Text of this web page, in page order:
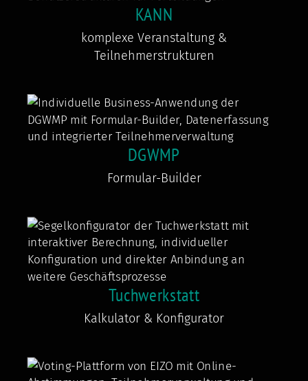
KANN
komplexe Veranstaltung &
Teilnehmerstrukturen
DGWMP
Formular-Builder
Tuchwerkstatt
Kalkulator & Konfigurator